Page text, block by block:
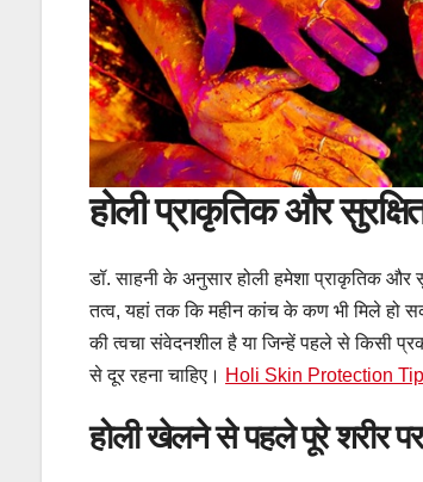
होली प्राकृतिक और
डॉ. साहनी के अनुसार होली हमेशा प्राकृतिक और
तत्व, यहां तक कि महीन कांच के कण भी मिले हो
की त्वचा संवेदनशील है या जिन्हें पहले से किसी
से दूर रहना चाहिए। Holi Skin Protection
होली खेलने से पहले पूरे शरीर